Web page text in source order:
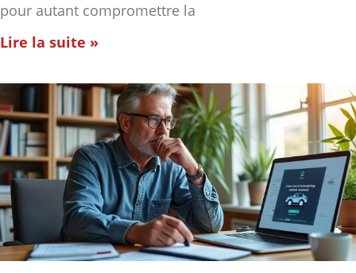
pour autant compromettre la
Lire la suite »